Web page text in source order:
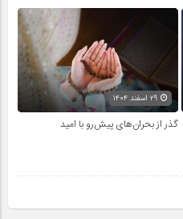
گذر از بحران‌های پیش‌رو با امید